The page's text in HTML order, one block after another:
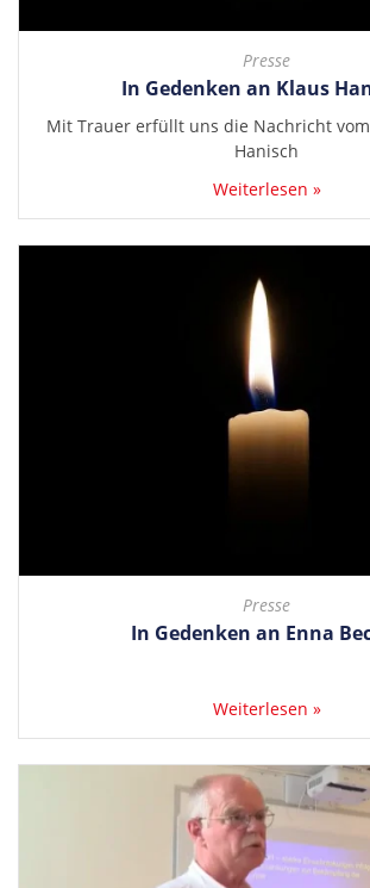
Presse
In Gedenken an Klaus
Mit Trauer erfüllt uns die Nachricht
Hanisch
Weiterlesen »
Presse
In Gedenken an Enna
Weiterlesen »